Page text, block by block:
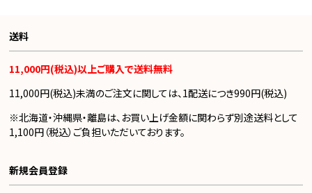
送料
11,000円(税込)以上ご購入で送料無料
11,000円(税込)未満のご注文に関しては、1配送につき990円(税込)
※北海道・沖縄県・離島は、お買い上げ金額に関わらず別途送料として
1,100円（税込）ご負担いただいております。
新規会員登録